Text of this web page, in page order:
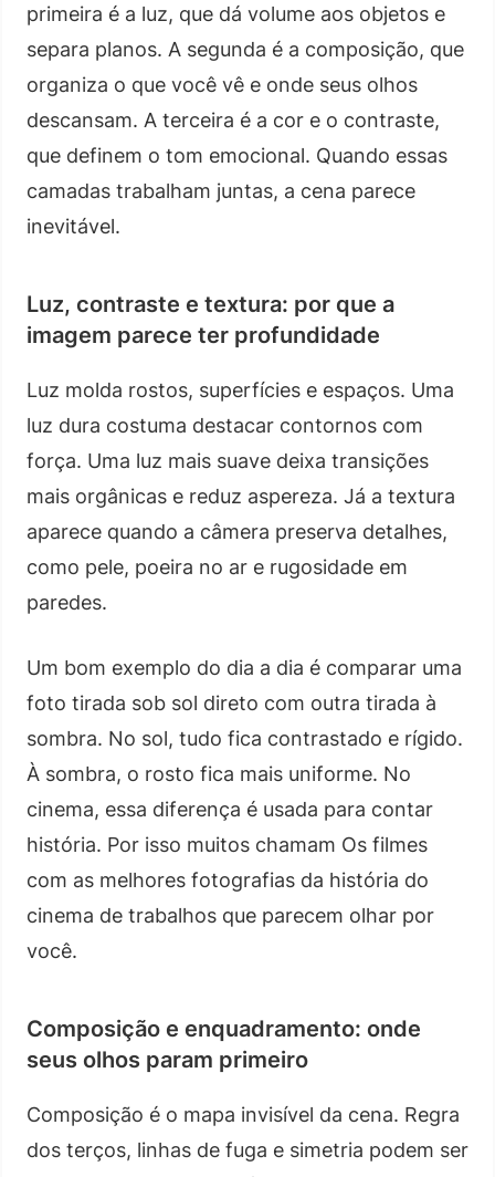
primeira é a luz, que dá volume aos objetos e
separa planos. A segunda é a composição, que
organiza o que você vê e onde seus olhos
descansam. A terceira é a cor e o contraste,
que definem o tom emocional. Quando essas
camadas trabalham juntas, a cena parece
inevitável.
Luz, contraste e textura: por que a
imagem parece ter profundidade
Luz molda rostos, superfícies e espaços. Uma
luz dura costuma destacar contornos com
força. Uma luz mais suave deixa transições
mais orgânicas e reduz aspereza. Já a textura
aparece quando a câmera preserva detalhes,
como pele, poeira no ar e rugosidade em
paredes.
Um bom exemplo do dia a dia é comparar uma
foto tirada sob sol direto com outra tirada à
sombra. No sol, tudo fica contrastado e rígido.
À sombra, o rosto fica mais uniforme. No
cinema, essa diferença é usada para contar
história. Por isso muitos chamam Os filmes
com as melhores fotografias da história do
cinema de trabalhos que parecem olhar por
você.
Composição e enquadramento: onde
seus olhos param primeiro
Composição é o mapa invisível da cena. Regra
dos terços, linhas de fuga e simetria podem ser